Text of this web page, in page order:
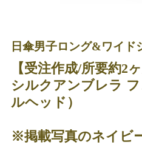
日傘男子ロング&ワイド
【受注作成/所要約2
シルクアンブレラ
ルヘッド）
※掲載写真のネイビ